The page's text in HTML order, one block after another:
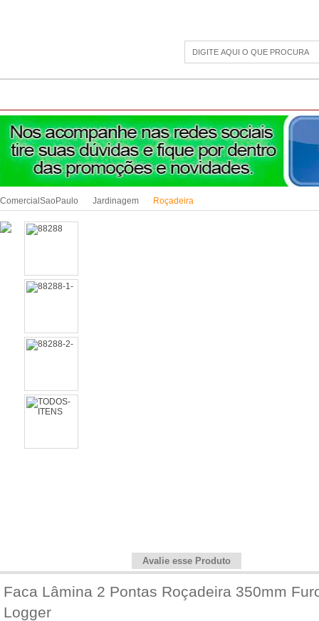
ComercialSaoPaulo Jardinagem Roçadeira
Avalie esse Produto
Faca Lâmina 2 Pontas Roçadeira 350mm
Logger